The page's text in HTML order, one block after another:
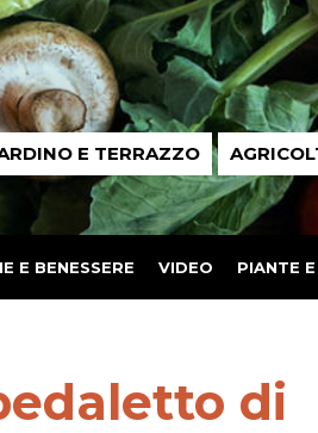
E TERRAZZO
E BENESSERE VIDEO PIANTE
di